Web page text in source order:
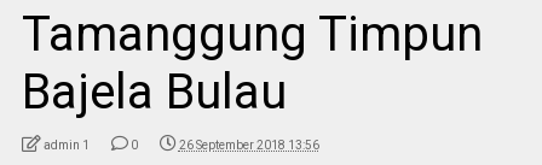
Tamanggung Timpun
Bajela Bulau
admin 1 0 26 September 2018 13:56